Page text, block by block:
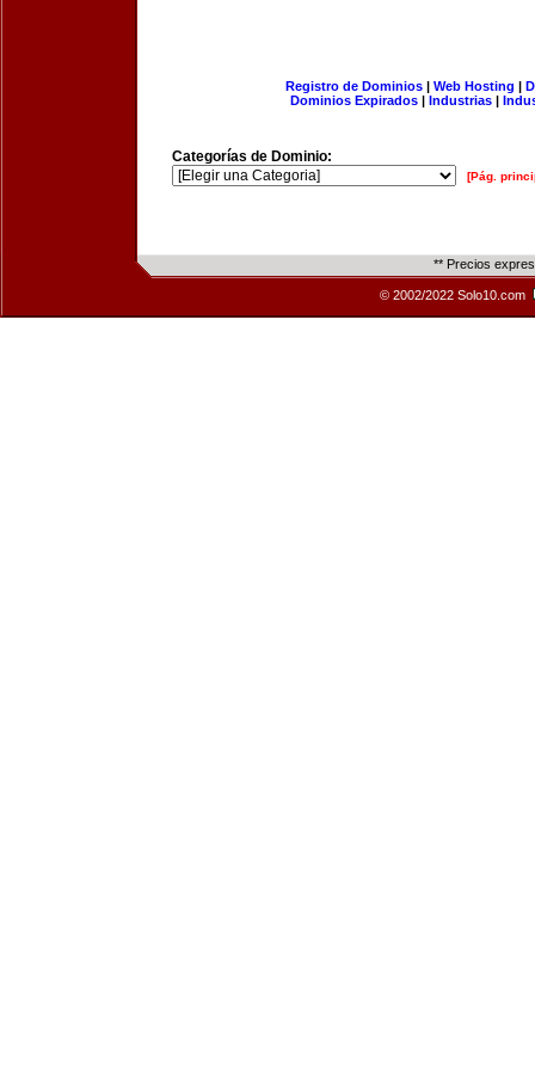
Registro de Dominios| Web Hosting |
Dominios Expirados | Industrias |
Categorías de Dominio:
[Pág.
** Precios
© 2002/2022 Solo10.com